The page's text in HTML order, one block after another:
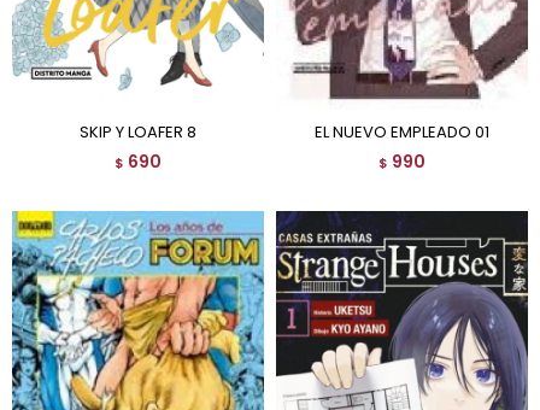
SKIP Y LOAFER 8
$ 690
EL NUEVO EMPLEADO 01
$ 990